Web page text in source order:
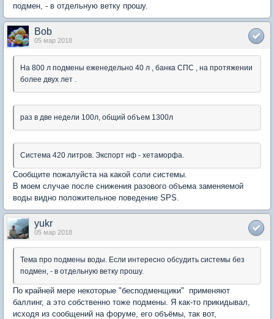
подмен, - в отдельную ветку прошу.
Bob
05 мар 2018
На 800 л подмены еженедельно 40 л , банка СПС , на протяжении
более двух лет .
раз в две недели 100л, общий объем 1300л
Система 420 литров. Экспорт нф - хетаморфа.
Сообщите пожалуйста на какой соли системы.
В моем случае после снижения разового объема заменяемой
воды видно положительное поведение SPS.
yukr
05 мар 2018
Тема про подмены воды. Если интересно обсудить системы без
подмен, - в отдельную ветку прошу.
По крайней мере некоторые "бесподменщики" применяют
баллинг, а это собственно тоже подмены. Я как-то прикидывал,
исходя из сообщений на форуме, его объёмы, так вот,